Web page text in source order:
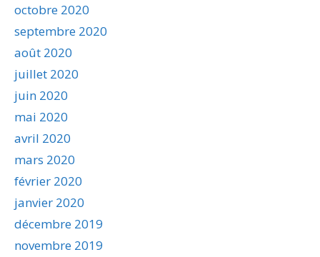
octobre 2020
septembre 2020
août 2020
juillet 2020
juin 2020
mai 2020
avril 2020
mars 2020
février 2020
janvier 2020
décembre 2019
novembre 2019